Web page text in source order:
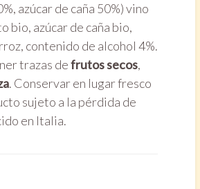
azúcar de caña 50%) vino
bio, azúcar de caña bio,
contenido de alcohol 4%.
trazas defrutos secos,
. Conservar en lugar fresco
sujeto a la pérdida de
en Italia.